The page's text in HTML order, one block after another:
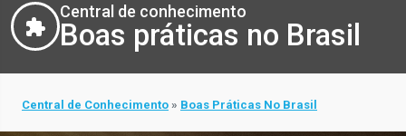
Central de conhecimento
Boas práticas no Brasil
Central de Conhecimento Boas Práticas No Brasil